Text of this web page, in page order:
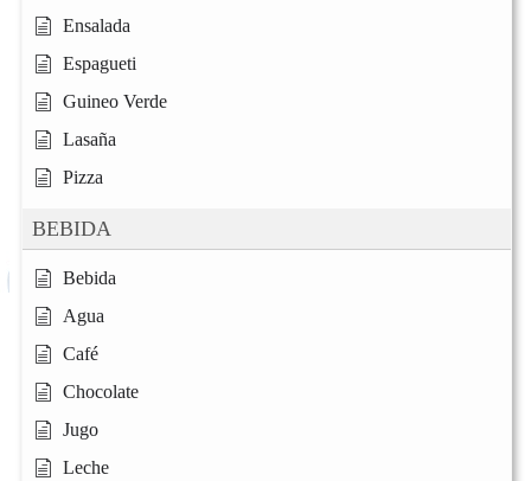
Ensalada
Espagueti
Guineo Verde
Lasaña
Pizza
BEBIDA
Bebida
Agua
Café
Chocolate
Jugo
Leche